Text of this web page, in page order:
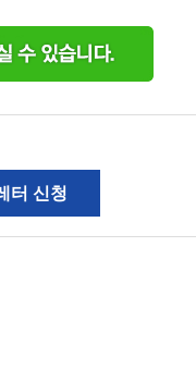
터 신청